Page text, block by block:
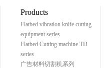
Products
Flatbed vibration knife cutting
equipment series
Flatbed Cutting machine TD
series
广告材料切割机系列